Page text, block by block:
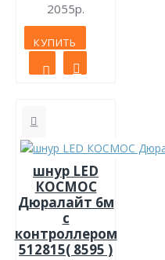
2055р.
КУПИТЬ
шнур LED
КОСМОС
Дюралайт 6м
с
контроллером
512815( 8595 )